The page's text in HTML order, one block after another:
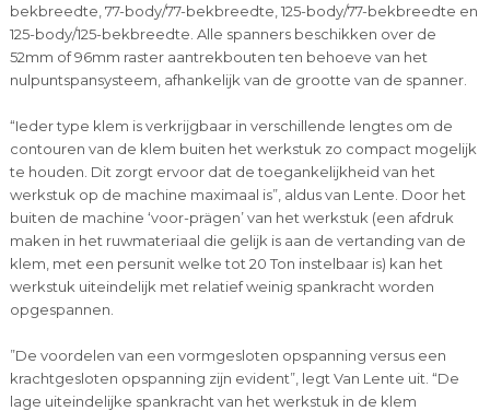
bekbreedte, 77-body/77-bekbreedte, 125-body/77-bekbreedte en
125-body/125-bekbreedte. Alle spanners beschikken over de
52mm of 96mm raster aantrekbouten ten behoeve van het
nulpuntspansysteem, afhankelijk van de grootte van de spanner.
“Ieder type klem is verkrijgbaar in verschillende lengtes om de
contouren van de klem buiten het werkstuk zo compact mogelijk
te houden. Dit zorgt ervoor dat de toegankelijkheid van het
werkstuk op de machine maximaal is”, aldus van Lente. Door het
buiten de machine ‘voor-prägen’ van het werkstuk (een afdruk
maken in het ruwmateriaal die gelijk is aan de vertanding van de
klem, met een persunit welke tot 20 Ton instelbaar is) kan het
werkstuk uiteindelijk met relatief weinig spankracht worden
opgespannen.
”De voordelen van een vormgesloten opspanning versus een
krachtgesloten opspanning zijn evident”, legt Van Lente uit. “De
lage uiteindelijke spankracht van het werkstuk in de klem